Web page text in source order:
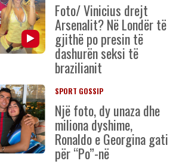
Foto/ Vinicius drejt
Arsenalit? Në Londër të
gjithë po presin të
dashurën seksi të
brazilianit
SPORT GOSSIP
Një foto, dy unaza dhe
miliona dyshime,
Ronaldo e Georgina gati
për “Po”-në